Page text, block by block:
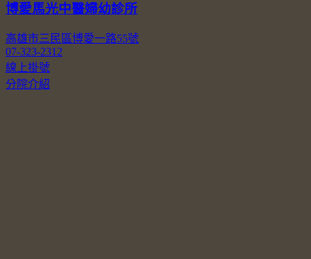
博愛馬光中醫婦幼診所
高雄市三民區博愛一路55號
07-323-2312
線上掛號
分院介紹